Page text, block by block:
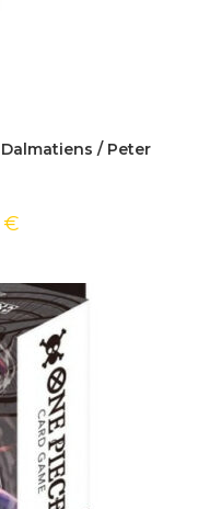
Dalmatiens / Peter
€